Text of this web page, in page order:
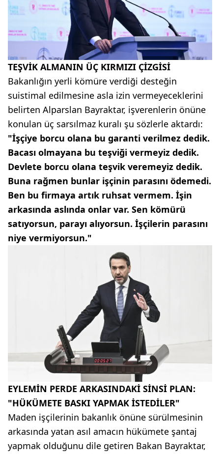
TEŞVİK ALMANIN ÜÇ KIRMIZI ÇİZGİSİ
Bakanlığın yerli kömüre verdiği desteğin
suistimal edilmesine asla izin vermeyeceklerini
belirten Alparslan Bayraktar, işverenlerin önüne
konulan üç sarsılmaz kuralı şu sözlerle aktardı:
"İşçiye borcu olana bu garanti verilmez dedik.
Bacası olmayana bu teşviği vermeyiz dedik.
Devlete borcu olana teşvik veremeyiz dedik.
Buna rağmen bunlar işçinin parasını ödemedi.
Ben bu firmaya artık ruhsat vermem. İşin
arkasında aslında onlar var. Sen kömürü
satıyorsun, parayı alıyorsun. İşçilerin parasını
niye vermiyorsun."
EYLEMİN PERDE ARKASINDAKİ SİNSİ PLAN:
"HÜKÜMETE BASKI YAPMAK İSTEDİLER"
Maden işçilerinin bakanlık önüne sürülmesinin
arkasında yatan asıl amacın hükümete şantaj
yapmak olduğunu dile getiren Bakan Bayraktar,